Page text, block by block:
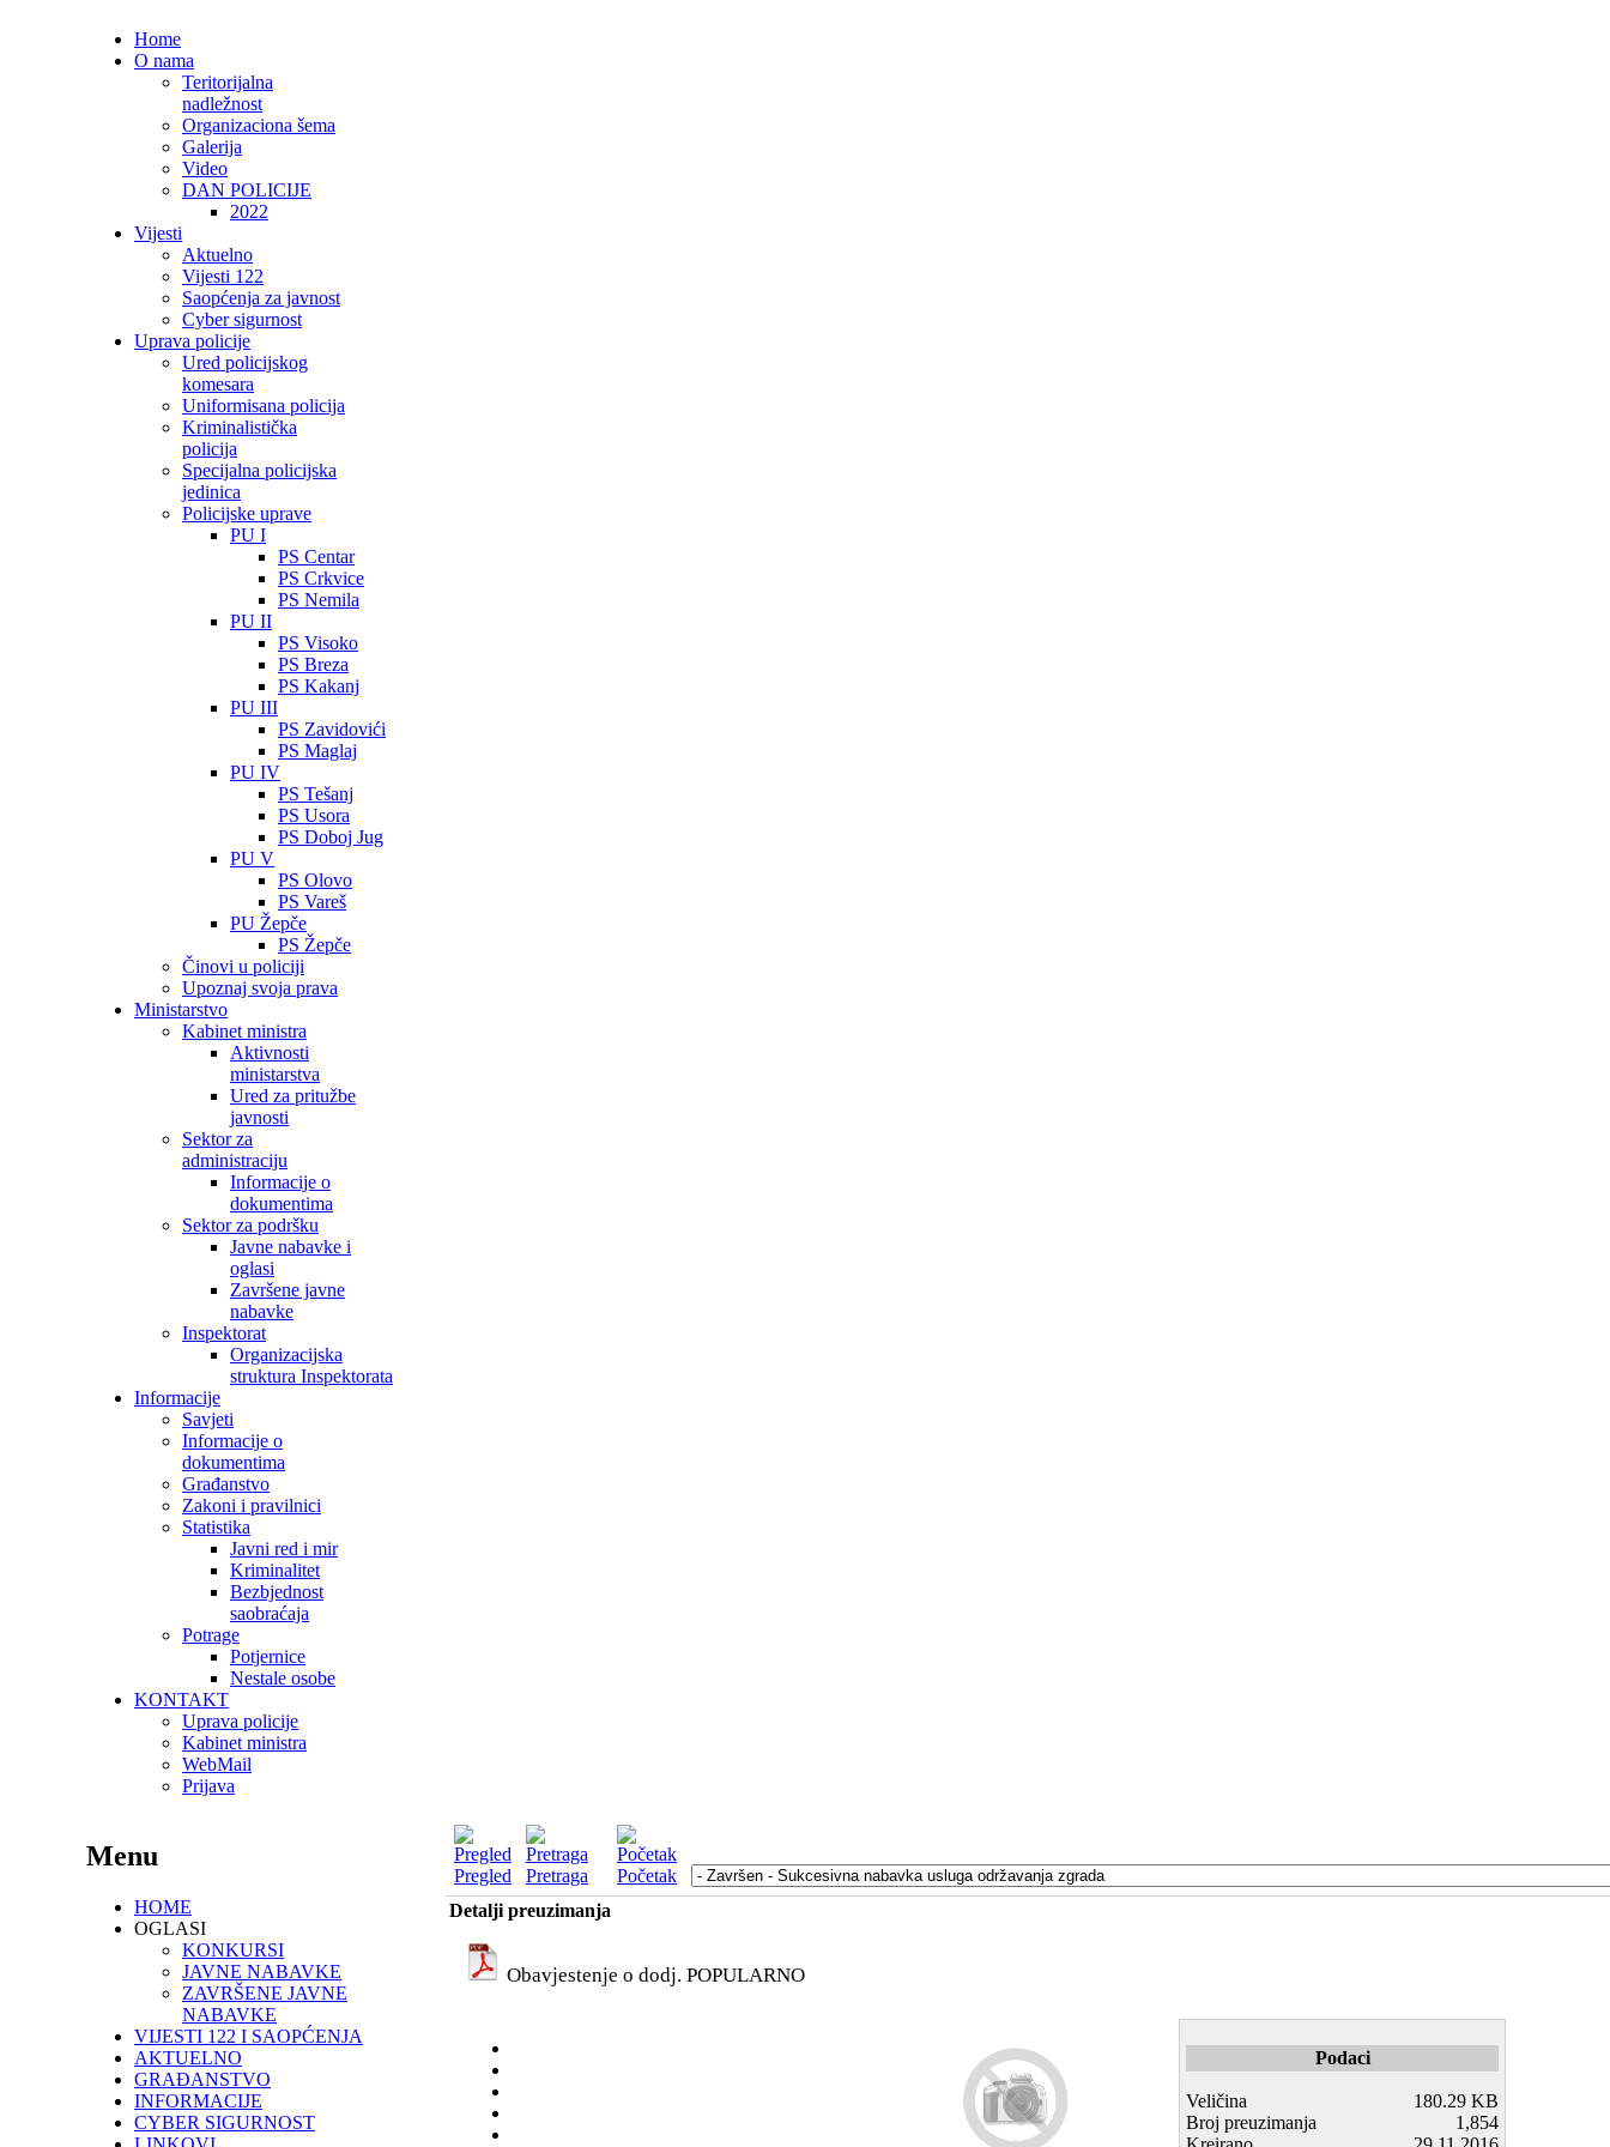
Home
O nama
Teritorijalna
nadležnost
Organizaciona šema
Galerija
Video
DAN POLICIJE
2022
Vijesti
Aktuelno
Vijesti 122
Saopćenja za javnost
Cyber sigurnost
Uprava policije
Ured policijskog
komesara
Uniformisana policija
Kriminalistička
policija
Specijalna policijska
jedinica
Policijske uprave
PU I
PS Centar
PS Crkvice
PS Nemila
PU II
PS Visoko
PS Breza
PS Kakanj
PU III
PS Zavidovići
PS Maglaj
PU IV
PS Tešanj
PS Usora
PS Doboj Jug
PU V
PS Olovo
PS Vareš
PU Žepče
PS Žepče
Činovi u policiji
Upoznaj svoja prava
Ministarstvo
Kabinet ministra
Aktivnosti
ministarstva
Ured za pritužbe
javnosti
Sektor za
administraciju
Informacije o
dokumentima
Sektor za podršku
Javne nabavke i
oglasi
Završene javne
nabavke
Inspektorat
Organizacijska
struktura Inspektorata
Informacije
Savjeti
Informacije o
dokumentima
Građanstvo
Zakoni i pravilnici
Statistika
Javni red i mir
Kriminalitet
Bezbjednost
saobraćaja
Potrage
Potjernice
Nestale osobe
KONTAKT
Uprava policije
Kabinet ministra
WebMail
Prijava
Pregled Pretraga
Početak
Detalji preuzimanja
Obavjestenje o dodj. POPULARNO
Podaci
Veličina
180.29 KB
Broj preuzimanja
1,854
Menu
HOME
OGLASI
KONKURSI
JAVNE NABAVKE
ZAVRŠENE JAVNE
NABAVKE
VIJESTI 122 I SAOPĆENJA
AKTUELNO
GRAĐANSTVO
INFORMACIJE
CYBER SIGURNOST